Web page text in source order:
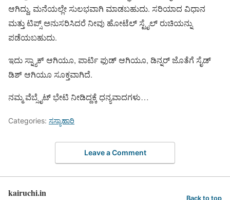
ಆಗಿದ್ದು, ಮನೆಯಲ್ಲೇ ಸುಲಭವಾಗಿ ಮಾಡಬಹುದು. ಸರಿಯಾದ ವಿಧಾನ
ಮತ್ತು ಟಿಪ್ಸ್ ಅನುಸರಿಸಿದರೆ ನೀವು ಹೋಟೆಲ್ ಸ್ಟೈಲ್ ರುಚಿಯನ್ನು
ಪಡೆಯಬಹುದು.
ಇದು ಸ್ನ್ಯಾಕ್ ಆಗಿಯೂ, ಪಾರ್ಟಿ ಫುಡ್ ಆಗಿಯೂ, ಡಿನ್ನರ್ ಜೊತೆಗೆ ಸೈಡ್
ಡಿಶ್ ಆಗಿಯೂ ಸೂಕ್ತವಾಗಿದೆ.
ನಮ್ಮ ವೆಬ್ಸೈಟ್ ಭೇಟಿ ನೀಡಿದ್ದಕ್ಕೆ ಧನ್ಯವಾದಗಳು…
Categories: ಸಸ್ಯಾಹಾರಿ
Leave a Comment
kairuchi.in Back to top